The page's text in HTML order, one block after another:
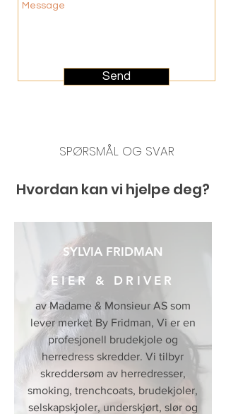
Send
SPØRSMÅL OG SVAR
Hvordan kan vi hjelpe deg?
av Madame & Monsieur AS som
lever merket By Fridman, Vi er en
profesjonell brudekjole og
herredress skredder. Vi tilbyr
skreddersøm av herredresser,
smoking, trenchcoats, brudekjoler,
selskapskjoler, underskjørt, slør og
SYLVIA FRIDMAN
EIER & DRIVER